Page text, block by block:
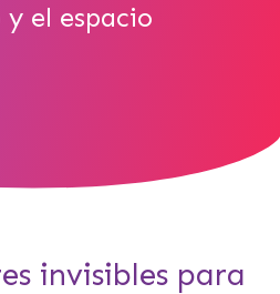
el espacio
invisibles para